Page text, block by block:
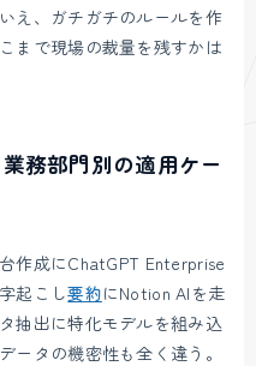
え、ガチガチのルールを作
まで現場の裁量を残すかは
務部門別の適用ケー
作成にChatGPT Enterprise
起こし要約にNotion AIを走
抽出に特化モデルを組み込
ータの機密性も全く違う。